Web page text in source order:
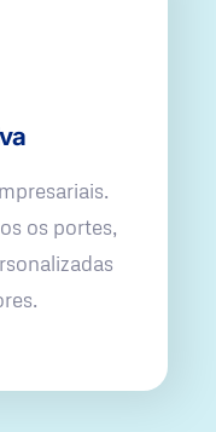
os portes,